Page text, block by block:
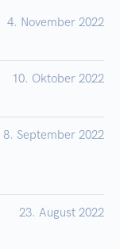
4. November 2022
10. Oktober 2022
8. September 2022
23. August 2022